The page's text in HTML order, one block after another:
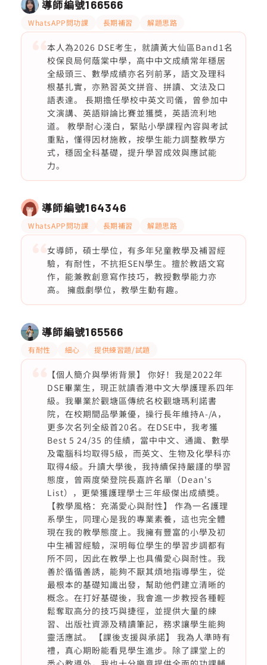
導師編號166566
WhatsAPP問功課 長期補習 解題思路
本人為2026 DSE考生，就讀黃大仙區Band1名
校保良局何蔭棠中學，高中中文成績常年穩居
全級頭三、數學成績亦名列前茅，語文及理科
根基扎實，亦熟習英文拼音、拼讀、文法及口
語表達。 長期擔任學校中英文司儀，曾參加中
文演講、英語辯論比賽並獲獎，英語流利地
道。 教學耐心淺白，緊貼小學課程內容與考試
重點，懂得因材施教，按學生能力調整教學方
式，穩固全科基礎，提升學習成效與應試能
力。
導師編號164346
WhatsAPP問功課 長期補習 解題思路
女導師，碩士學位，有多年兒童教學及補習經
驗，有耐性，不抗拒SEN學生。擅於教語文寫
作，能兼教創意寫作技巧，教授數學能力亦
高。 擁戲劇學位，教學生動有趣。
導師編號165566
有耐性 細心 提供練習題/試題
【個人簡介與學術背景】 你好！我是2022年
DSE畢業生，現正就讀香港中文大學護理系四年
級。我畢業於觀塘區傳統名校觀塘瑪利諾書
院，在校期間品學兼優，操行長年維持A-/A，
更多次名列全級首20名。在DSE中，我考獲
Best 5 24/35 的佳績，當中中文、通識、數學
及電腦科均取得5級，而英文、生物及化學科亦
取得4級。升讀大學後，我持續保持嚴謹的學習
態度，曾兩度榮登院長嘉許名單（Dean's
List），更榮獲護理學士三年級傑出成績獎。
【教學風格：充滿愛心與耐性】 作為一名護理
系學生，同理心是我的專業素養，這也完全體
現在我的教學態度上。我擁有豐富的小學及初
中生補習經驗，深明每位學生的學習步調都有
所不同，因此在教學上也具備愛心與耐性。我
善於循循善誘，能夠不厭其煩地指導學生，從
最根本的基礎知識出發，幫助他們建立清晰的
概念。在打好基礎後，我會進一步教授各種輕
鬆奪取高分的技巧與捷徑，並提供大量的練
習、出版社資源及精讀筆記，務求讓學生能夠
靈活應試。 【課後支援與承諾】 我為人準時有
禮，真心期盼能看見學生進步。除了課堂上的